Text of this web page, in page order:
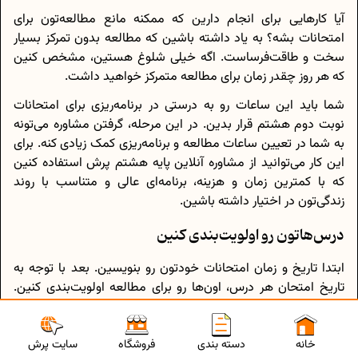
آیا کارهایی برای انجام دارین که ممکنه مانع مطالعه‌تون برای
امتحانات بشه؟ به یاد داشته باشین که مطالعه بدون تمرکز بسیار
سخت و طاقت‌فرساست. اگه خیلی شلوغ هستین، مشخص کنین
که هر روز چقدر زمان برای مطالعه متمرکز خواهید داشت.
شما باید این ساعات رو به درستی در برنامه‌ریزی برای امتحانات
نوبت دوم هشتم قرار بدین. در این مرحله، گرفتن مشاوره می‌تونه
به شما در تعیین ساعات مطالعه و برنامه‌ریزی کمک زیادی کنه. برای
این کار می‌توانید از مشاوره آنلاین پایه هشتم پرش استفاده کنین
که با کمترین زمان و هزینه، برنامه‌ای عالی و متناسب با روند
زندگی‌تون در اختیار داشته باشین.
درس‌هاتون رو اولویت‌بندی کنین
ابتدا تاریخ و زمان امتحانات خودتون رو بنویسین. بعد با توجه به
تاریخ امتحان هر درس، اون‌ها رو برای مطالعه اولویت‌بندی کنین.
تاریخ اولین امتحان، تمامی درس‌ها رو پوشش داده باشین.
سایت پرش فروشگاه دسته بندی خانه